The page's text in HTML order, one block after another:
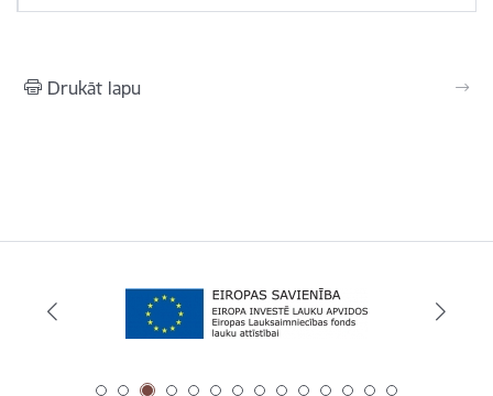
Drukāt lapu